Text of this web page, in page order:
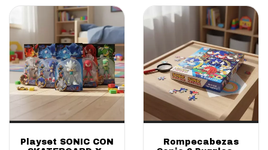
Playset SONIC CON
Rompecabezas